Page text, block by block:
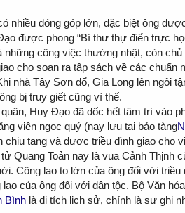
nhiều đóng góp lớn, đặc biệt ông
được phong “Bí thư thự điển trực
công việc thường nhật, còn chủ
cho soạn ra tập sách về các
nhà Tây Sơn đổ, Gia Long lên ngôi
bị truy giết cũng vì thế.
Huy Đạo đã dốc hết tâm trí vào
viên ngọc quý (nay lưu tại bảo tàng
tang và được triều đình giao cho
Quang Toản nay là vua Cảnh Thịnh
Công lao to lớn của ông đối với
của ông đối với dân tộc. Bộ Văn
Bình là di tích lịch sử, chính là sự ghi